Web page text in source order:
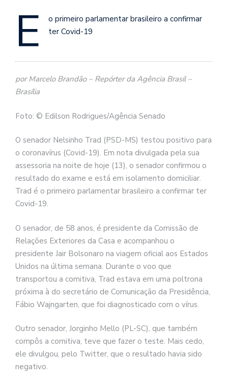
É
o primeiro parlamentar brasileiro a confirmar
ter Covid-19
por Marcelo Brandão – Repórter da Agência Brasil –
Brasília
Foto: © Edilson Rodrigues/Agência Senado
O senador Nelsinho Trad (PSD-MS) testou positivo para
o coronavírus (Covid-19). Em nota divulgada pela sua
assessoria na noite de hoje (13), o senador confirmou o
resultado do exame e está em isolamento domiciliar.
Trad é o primeiro parlamentar brasileiro a confirmar ter
Covid-19.
O senador, de 58 anos, é presidente da Comissão de
Relações Exteriores da Casa e acompanhou o
presidente Jair Bolsonaro na viagem oficial aos Estados
Unidos na última semana. Durante o voo que
transportou a comitiva, Trad estava em uma poltrona
próxima à do secretário de Comunicação da Presidência,
Fábio Wajngarten, que foi diagnosticado com o vírus.
Outro senador, Jorginho Mello (PL-SC), que também
compôs a comitiva, teve que fazer o teste. Mais cedo,
ele divulgou, pelo Twitter, que o resultado havia sido
negativo.